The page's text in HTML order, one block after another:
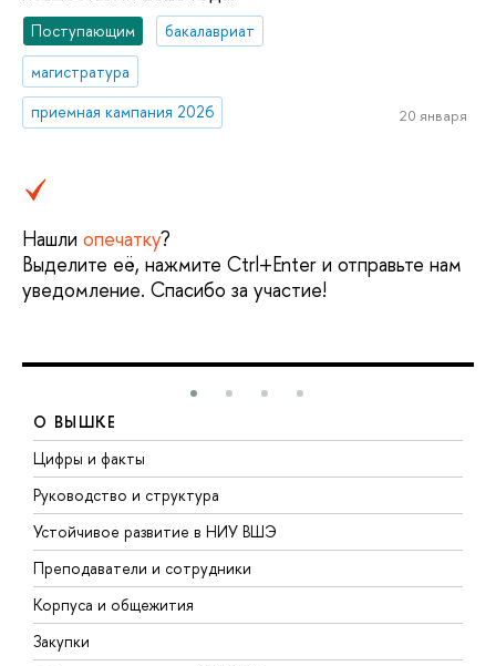
Поступающим
бакалавриат
магистратура
приемная кампания 2026
20 января
Нашли опечатку?
Выделите её, нажмите Ctrl+Enter и отправьте нам
уведомление. Спасибо за участие!
О ВЫШКЕ
Цифры и факты
Руководство и структура
Устойчивое развитие в НИУ ВШЭ
Преподаватели и сотрудники
Корпуса и общежития
Закупки